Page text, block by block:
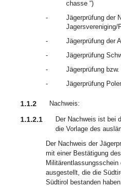
chasse “)
-
Jägerprüfung der
Jagersvereniging/
-
Jägerprüfung der
-
Jägerprüfung
-
Jägerprüfung
-
Jägerprüfung
1.1.2 Nachweis:
1.1.2.1
Der Nachweis ist bei
die Vorlage des
Der Nachweis der
mit einer Bestätigung
ausgestellt, die die
Südtirol bestanden